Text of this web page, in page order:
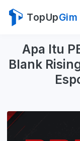
TopUpGim
Apa Itu
Blank